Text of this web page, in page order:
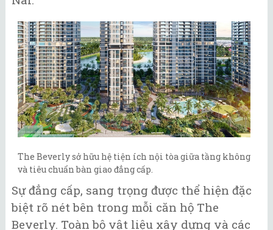
The Beverly sở hữu hệ tiện ích nội tòa giữa tầng không
và tiêu chuẩn bàn giao đẳng cấp.
Sự đẳng cấp, sang trọng được thể hiện đặc
biệt rõ nét bên trong mỗi căn hộ The
Beverly. Toàn bộ vật liệu xây dựng và các